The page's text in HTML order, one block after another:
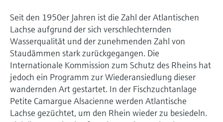
Seit den 1950er Jahren ist die Zahl der Atlantischen
Lachse aufgrund der sich verschlechternden
Wasserqualität und der zunehmenden Zahl von
Staudämmen stark zurückgegangen. Die
Internationale Kommission zum Schutz des Rheins hat
jedoch ein Programm zur Wiederansiedlung dieser
wandernden Art gestartet. In der Fischzuchtanlage
Petite Camargue Alsacienne werden Atlantische
Lachse gezüchtet, um den Rhein wieder zu besiedeln.